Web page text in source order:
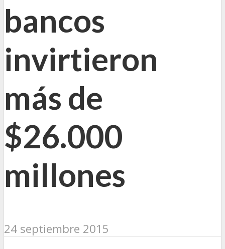
bancos
invirtieron
más de
$26.000
millones
24 septiembre 2015